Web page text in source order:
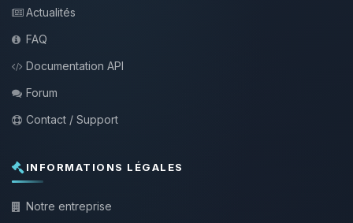
Actualités
FAQ
Documentation API
Forum
Contact / Support
INFORMATIONS LÉGALES
Notre entreprise